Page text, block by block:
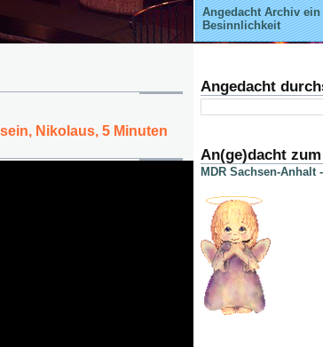
Angedacht Archiv
Besinnlichkeit
Nikolaus, 5 Minuten
Angedacht
An(ge)dacht
MDR Sachsen-Anhalt